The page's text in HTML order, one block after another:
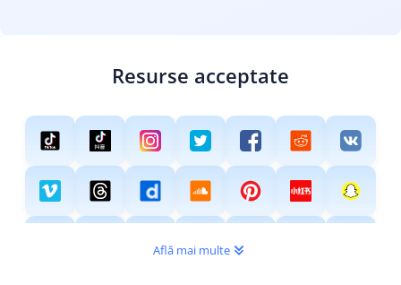
Resurse acceptate
Află mai multe